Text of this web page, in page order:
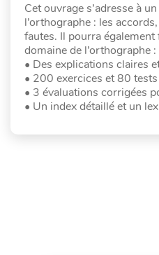
Cet ouvrage s’adresse à
l’orthographe : les
fautes. Il pourra
domaine de l’orthographe :
• Des explications claires
• 200 exercices et 80
• 3 évaluations corrigées
• Un index détaillé et un